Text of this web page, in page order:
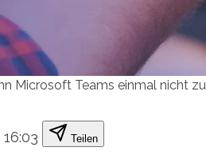
Microsoft Teams einmal nicht
Teilen